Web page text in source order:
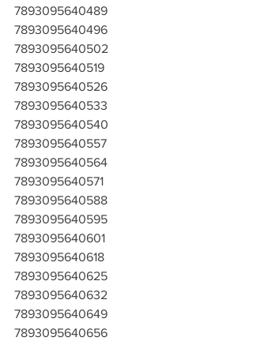
7893095640489
7893095640496
7893095640502
7893095640519
7893095640526
7893095640533
7893095640540
7893095640557
7893095640564
7893095640571
7893095640588
7893095640595
7893095640601
7893095640618
7893095640625
7893095640632
7893095640649
7893095640656